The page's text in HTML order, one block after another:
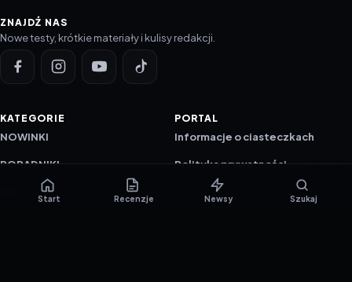
ZNAJDŹ NAS
Nowe testy, krótkie materiały i kulisy redakcji.
KATEGORIE
NOWINKI
PORADNIKI
RECENZJE
PORTAL
Informacje o ciasteczkach
Polityka prywatności
Start Recenzje Newsy Szukaj